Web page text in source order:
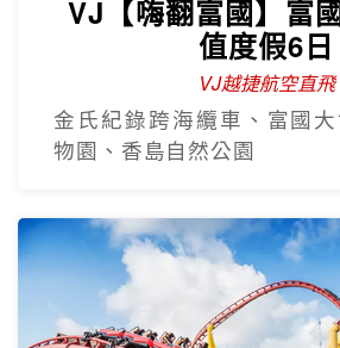
VJ【嗨翻富國】富
值度假6日
VJ越捷航空直飛
金氏紀錄跨海纜車、富國
物園、香島自然公園